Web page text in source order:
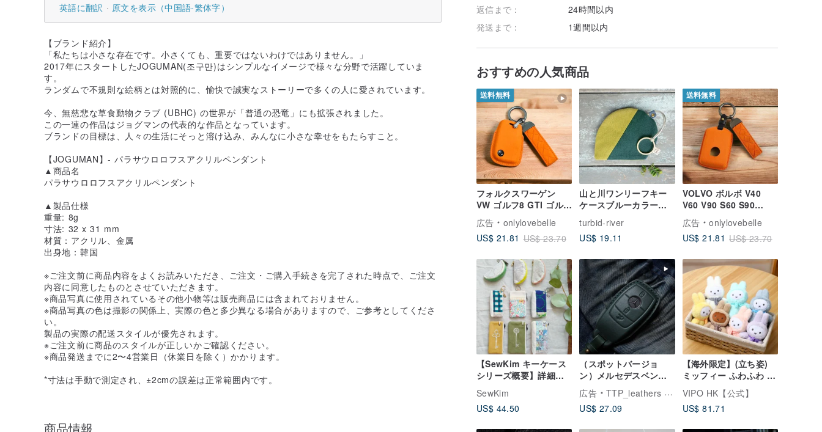
返信まで：
24時間以内
発送まで：
1週間以内
おすすめの人気商品
送料無料
フォルクスワーゲン
VW ゴルフ8 GTI ゴルフ
R ティグアン Rライン
キーケース キーホルダ
ー
広告
onlylovebelle
US$ 21.81 US$ 23.70
山と川ワンリーフキー
ケースブルーカラーマ
キー
turbid-river
US$ 19.11
送料無料
VOLVO ボルボ V40
V60 V90 S60 S90
XC40 XC60 XC90 車用
キーケース
広告
onlylovebelle
US$ 21.81 US$ 23.70
【SewKim キーケース
シリーズ概要】詳細な
スタイル仕様について
は、本文中のリンクを
ご覧ください。
SewKim
US$ 44.50
（スポットバージョ
ン）メルセデスベンツ
A250 C300 E300
S400CLACLSカーキー
レザーケース
広告
TTP_leathers ポセイトン・レザーアトリエ
US$ 27.09
【海外限定】(立ち姿)
ミッフィー ふわふわ ぬ
いぐるみペンダント ブ
ラインドボックス(アソ
ートボックス・6入・重
VIPO HK【公式】
US$ 81.71
英語に翻訳
原文を表示（中国語-繁体字）
【ブランド紹介】
「私たちは小さな存在です。小さくても、重要ではないわけではありません。」
2017年にスタートしたJOGUMAN(조구만)はシンプルなイメージで様々な分野で活躍していま
す。
ランダムで不規則な絵柄とは対照的に、愉快で誠実なストーリーで多くの人に愛されています。
今、無慈悲な草食動物クラブ (UBHC) の世界が「普通の恐竜」にも拡張されました。
この一連の作品はジョグマンの代表的な作品となっています。
ブランドの目標は、人々の生活にそっと溶け込み、みんなに小さな幸せをもたらすこと。
【JOGUMAN】- パラサウロロフスアクリルペンダント
▲商品名
パラサウロロフスアクリルペンダント
▲製品仕様
重量: 8g
寸法: 32 x 31 mm
材質：アクリル、金属
出身地：韓国
※ご注文前に商品内容をよくお読みいただき、ご注文・ご購入手続きを完了された時点で、ご注文
内容に同意したものとさせていただきます。
※商品写真に使用されているその他小物等は販売商品には含まれておりません。
※商品写真の色は撮影の関係上、実際の色と多少異なる場合がありますので、ご参考としてくださ
い。
製品の実際の配送スタイルが優先されます。
※ご注文前に商品のスタイルが正しいかご確認ください。
※商品発送までに2〜4営業日（休業日を除く）かかります。
*寸法は手動で測定され、±2cmの誤差は正常範囲内です。
商品情報